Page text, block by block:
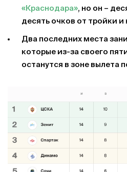
«Краснодара», но он –
десять очков от тройки и
Два последних места
которые из-за своего
останутся в зоне вылета